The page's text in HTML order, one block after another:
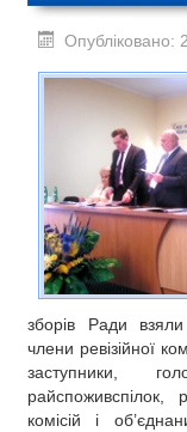
НОВИНИ
ПІДПРИЄМСТВА
ФОТОГАЛЕРЕЯ
КОНТАКТИ
скликання
Опубліковано:
зборів Ради
члени ревізійної
заступники,
райспоживспілок,
комісій і